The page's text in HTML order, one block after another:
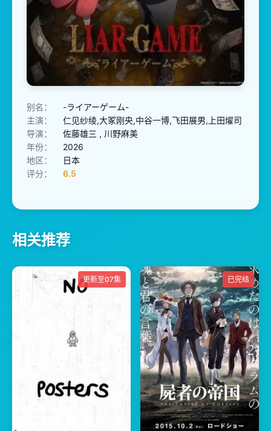
别名：
-ライアーゲーム-
主演：
仁见纱绫,大冢刚央,中谷一博,飞田展男,上田燿司
导演：
佐藤雄三 , 川野麻美
年份：
2026
地区：
日本
评分：
6.5
相关推荐
更新至07集 已完结